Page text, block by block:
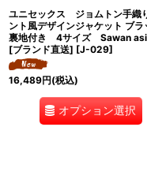
ユニセックス ジョムトン手織
ント風デザインジャケット ブ
裏地付き 4サイズ Sawan
[ブランド直送] [J-029]
16,489円(税込)
オプション選択